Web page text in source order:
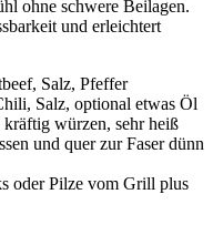
ohne schwere Beilagen.
und erleichtert
Salz, Pfeffer
Salz, optional etwas Öl
würzen, sehr heiß
und quer zur Faser dünn
oder Pilze vom Grill plus